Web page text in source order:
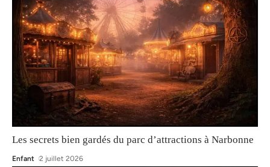
Les secrets bien gardés du parc d’attractions à Narbonne
Enfant 2 juillet 2026